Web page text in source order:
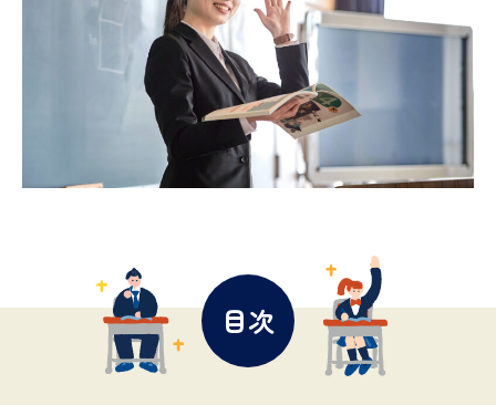
大学研究
大学で学べる内容や特徴を調べる
国際・グローバルに強い大学特
奨学金・特待生制度特集
デジタルパンフレット 進路の３択
新学年スタート号特集ページ
新学年スタート号特集ページ
目次